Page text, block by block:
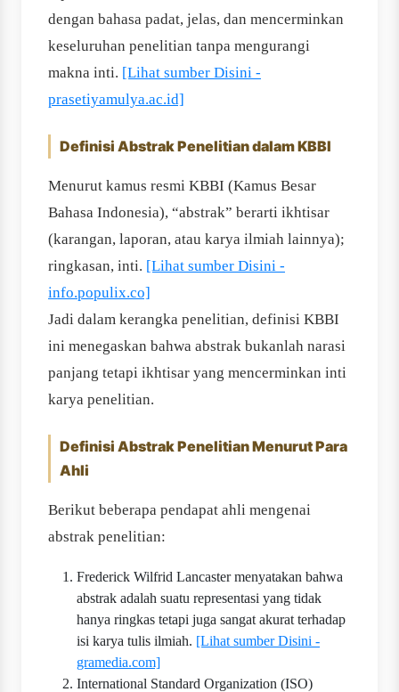
dengan bahasa padat, jelas, dan mencerminkan
keseluruhan penelitian tanpa mengurangi
makna inti. [Lihat sumber Disini -
prasetiyamulya.ac.id]
Definisi Abstrak Penelitian dalam KBBI
Menurut kamus resmi KBBI (Kamus Besar
Bahasa Indonesia), “abstrak” berarti ikhtisar
(karangan, laporan, atau karya ilmiah lainnya);
ringkasan, inti. [Lihat sumber Disini -
info.populix.co]
Jadi dalam kerangka penelitian, definisi KBBI
ini menegaskan bahwa abstrak bukanlah narasi
panjang tetapi ikhtisar yang mencerminkan inti
karya penelitian.
Definisi Abstrak Penelitian Menurut Para
Ahli
Berikut beberapa pendapat ahli mengenai
abstrak penelitian:
Frederick Wilfrid Lancaster menyatakan bahwa
abstrak adalah suatu representasi yang tidak
hanya ringkas tetapi juga sangat akurat terhadap
isi karya tulis ilmiah. [Lihat sumber Disini -
gramedia.com]
International Standard Organization (ISO)